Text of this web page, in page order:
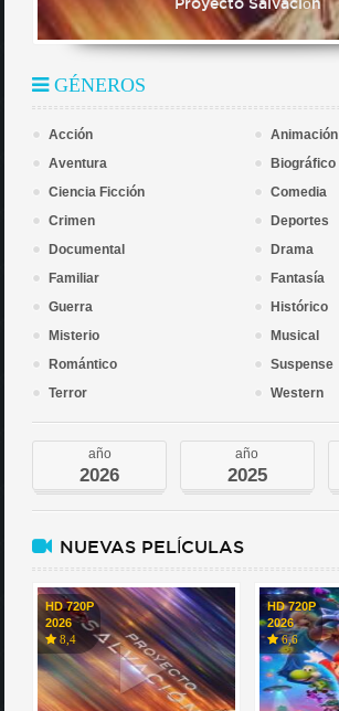
GÉNEROS
Acción
Animación
Aventura
Biográfico
Ciencia Ficción
Comedia
Crimen
Deportes
Documental
Drama
Familiar
Fantasía
Guerra
Histórico
Misterio
Musical
Romántico
Suspense
Terror
Western
año
2026
año
2025
NUEVAS PELÍCULAS
HD 720P
2026
8,4
HD 720P
2026
6,6